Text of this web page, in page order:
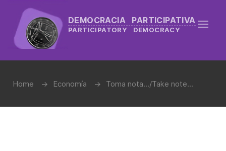
DEMOCRACIA PARTICIPATIVA
PARTICIPATORY DEMOCRACY
Home Economía Toma nota.../Take note...